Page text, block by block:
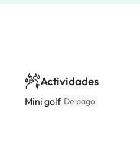
Actividades
Mini golf De pago